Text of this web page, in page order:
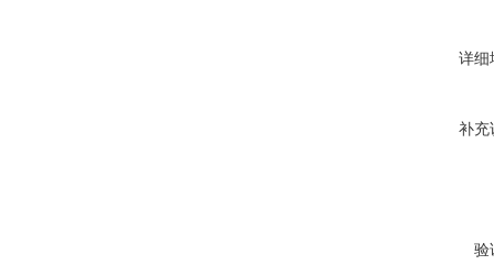
详细
补充
验